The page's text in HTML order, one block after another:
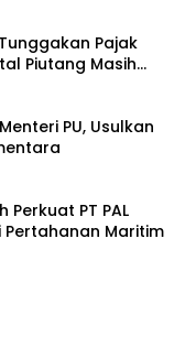
Pajak
Piutang Masih
PU, Usulkan
Perkuat PT PAL
Maritim